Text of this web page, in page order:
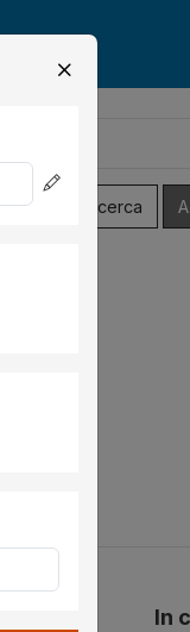
Salva Ricerca
In